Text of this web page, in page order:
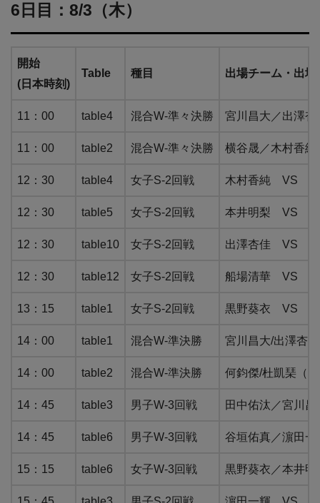
6日目：8/3（木）
開始
(日本時刻)
Table 種目 出場チーム・出場
11：00 table4 混合W-準々決勝 宮川昌大／出澤
11：00 table2 混合W-準々決勝 横谷晟／木村香
12：30 table4 女子S-2回戦 木村香純 VS J.
12：30 table5 女子S-2回戦 本井明梨 VS
12：30 table10 女子S-2回戦 出澤杏佳 VS LI
12：30 table12 女子S-2回戦 船場清華 VS
13：15 table1 女子S-2回戦 黒野葵衣 VS
14：00 table1 混合W-準決勝 宮川昌大/出澤杏
14：00 table2 混合W-準決勝 何鈞傑/杜凱琹（
14：45 table3 男子W-3回戦 田中佑汰／宮川
14：45 table6 男子W-3回戦 谷垣佑真／濵田
15：15 table6 女子W-3回戦 黒野葵衣／本井